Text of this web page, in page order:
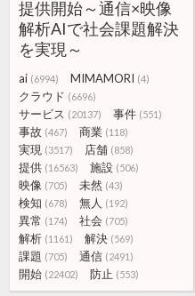
提供開始～通信×映像
解析AIで社会課題解決
を実現～
ai (6994) MIMAMORI (4)
クラウド (6696)
サービス (20137) 事件 (551)
事故 (467) 商業 (118)
実現 (3517) 店舗 (858)
提供 (16563) 施設 (506)
映像 (705) 未然 (43)
検知 (678) 無人 (192)
異常 (174) 社会 (705)
解析 (1161) 解決 (569)
課題 (705) 通信 (2491)
開始 (22402) 防止 (553)